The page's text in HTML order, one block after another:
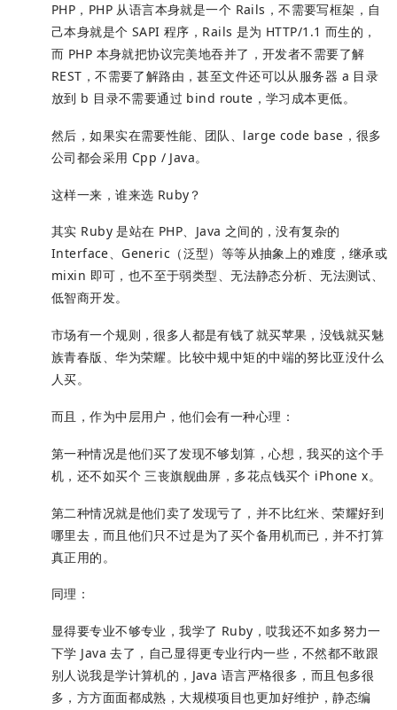
PHP，PHP 从语言本身就是一个 Rails，不需要写框架，自
己本身就是个 SAPI 程序，Rails 是为 HTTP/1.1 而生的，
而 PHP 本身就把协议完美地吞并了，开发者不需要了解
REST，不需要了解路由，甚至文件还可以从服务器 a 目录
放到 b 目录不需要通过 bind route，学习成本更低。
然后，如果实在需要性能、团队、large code base，很多
公司都会采用 Cpp / Java。
这样一来，谁来选 Ruby？
其实 Ruby 是站在 PHP、Java 之间的，没有复杂的
Interface、Generic（泛型）等等从抽象上的难度，继承或
mixin 即可，也不至于弱类型、无法静态分析、无法测试、
低智商开发。
市场有一个规则，很多人都是有钱了就买苹果，没钱就买魅
族青春版、华为荣耀。比较中规中矩的中端的努比亚没什么
人买。
而且，作为中层用户，他们会有一种心理：
第一种情况是他们买了发现不够划算，心想，我买的这个手
机，还不如买个 三丧旗舰曲屏，多花点钱买个 iPhone x。
第二种情况就是他们卖了发现亏了，并不比红米、荣耀好到
哪里去，而且他们只不过是为了买个备用机而已，并不打算
真正用的。
同理：
显得要专业不够专业，我学了 Ruby，哎我还不如多努力一
下学 Java 去了，自己显得更专业行内一些，不然都不敢跟
别人说我是学计算机的，Java 语言严格很多，而且包多很
多，方方面面都成熟，大规模项目也更加好维护，静态编